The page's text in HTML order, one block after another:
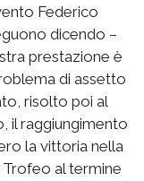
Federico
dicendo –
prestazione è
di assetto
risolto poi al
il raggiungimento
la vittoria nella
al termine